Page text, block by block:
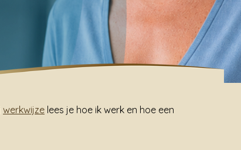
werkwijze lees je hoe ik werk en hoe een